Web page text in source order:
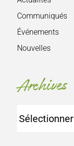
Communiqués
Événements
Nouvelles
Archives